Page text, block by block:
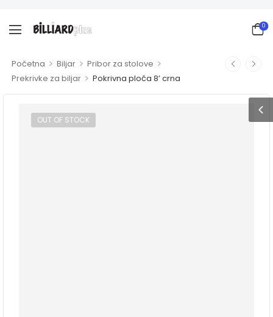
0
Početna > Biljar > Pribor za stolove >
Prekrivke za biljar > Pokrivna ploča 8’ crna
OUT OF STOCK